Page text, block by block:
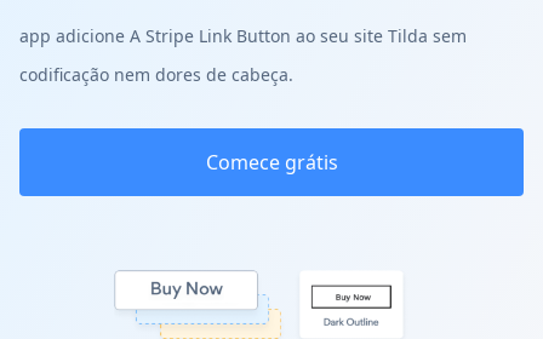
app adicione A Stripe Link Button ao seu site Tilda sem
codificação nem dores de cabeça.
Comece grátis